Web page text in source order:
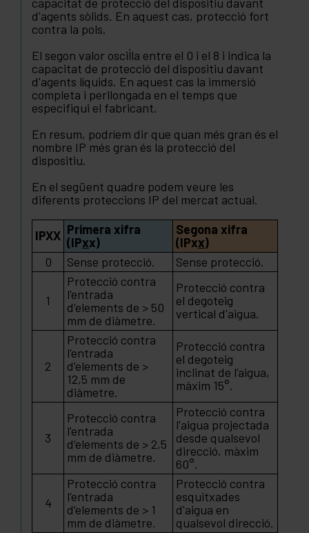
d'agents sòlids. En aquest cas, protecció fort
contra la pols.
El segon valor oscil·la entre el 0 i el 8 i indica la
capacitat de protecció del dispositiu davant
d'agents líquids. En aquest cas la immersió
completa i perllongada en el temps que
especifiqui el fabricant.
En resum, podríem dir que quan més gran és el
nombre IP més gran és la protecció del
dispositiu.
En el següent quadre podem veure les
diferents proteccions IP del mercat actual.
IPXX Primera xifra
(IPxx)
Segona xifra
(IPxx)
0
Sense protecció. Sense protecció.
1
Protecció contra
l'entrada
d’elements de > 50
mm de diàmetre.
Protecció contra
el degoteig
vertical d'aigua.
2
Protecció contra
l'entrada
d’elements de >
12,5 mm de
diàmetre.
Protecció contra
el degoteig
inclinat de l’aigua,
màxim 15°.
3
Protecció contra
l'entrada
d’elements de > 2,5
mm de diàmetre.
Protecció contra
l'aigua projectada
desde qualsevol
direcció, màxim
60°.
4
Protecció contra
l'entrada
d’elements de > 1
mm de diàmetre.
Protecció contra
esquitxades
d'aigua en
qualsevol direcció.